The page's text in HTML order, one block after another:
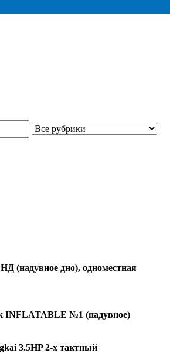
(надувное дно), одноместная
INFLATABLE №1 (надувное)
3.5HP 2-х тактный